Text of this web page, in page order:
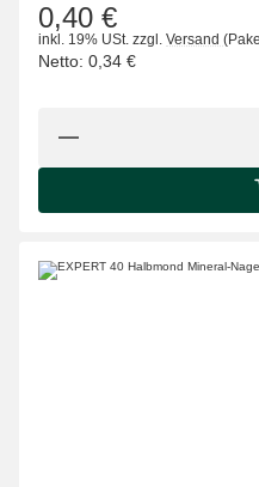
0,40 €
inkl. 19% USt. zzgl. Versand
Netto: 0,34 €